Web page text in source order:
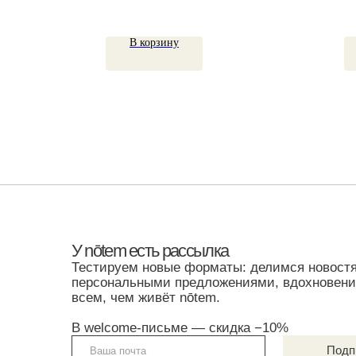
В корзину
У nōtem есть рассылка